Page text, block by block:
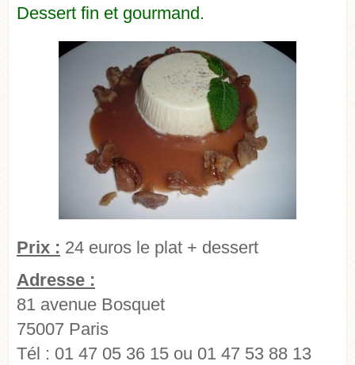
Dessert fin et gourmand.
Prix : 24 euros le plat + dessert
Adresse :
81 avenue Bosquet
75007 Paris
Tél : 01 47 05 36 15 ou 01 47 53 88 13